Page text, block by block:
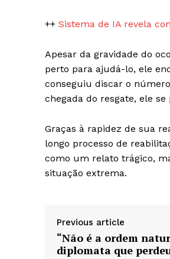
++ Sistema de IA revela
Apesar da gravidade do
perto para ajudá-lo, ele
conseguiu discar o
chegada do resgate, ele
Graças à rapidez de sua
longo processo de
como um relato trágico,
situação extrema.
Previous article
“Não é a ordem
diplomata que